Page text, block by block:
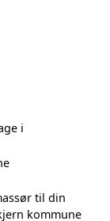
i
til din
kommune